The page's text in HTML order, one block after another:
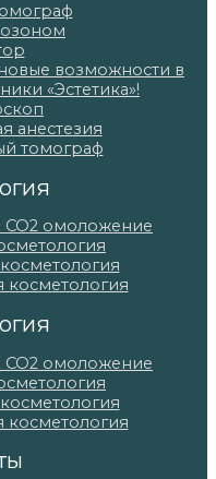
возможности в
«Эстетика»!
анестезия
томограф
СО2 омоложение
косметология
СО2 омоложение
косметология